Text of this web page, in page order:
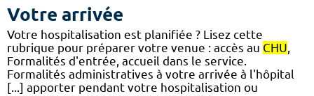
Votre arrivée
Votre hospitalisation est planifiée ? Lisez cette
rubrique pour préparer votre venue : accès au CHU
Formalités d'entrée, accueil dans le service.
Formalités administratives à votre arrivée à l'hôpital
[...] apporter pendant votre hospitalisation ou